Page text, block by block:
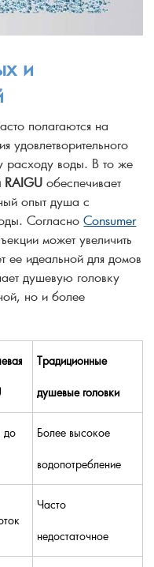
и
полагаются на
удовлетворительного
расходу воды. В то же
RAIGU обеспечивает
опыт душа с
СогласноConsumer
может увеличить
ее идеальной для домов
душевую головку
но и более
Традиционные
душевые головки
до Более высокое
водопотребление
Часто
недостаточное